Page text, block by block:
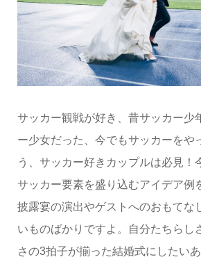
サッカー観戦が好き、昔サッカー少
ー少女だった、今でもサッカーを
う、サッカー好きカップルは必見！
サッカー要素を盛り込むアイデア例
披露宴の演出やゲストへのおもてな
いものばかりですよ。自分たちらし
さの3拍子が揃った結婚式にしたい